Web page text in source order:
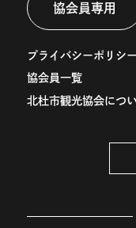
協会員専用
プライバシーポリシー
協会員一覧
北杜市観光協会につ